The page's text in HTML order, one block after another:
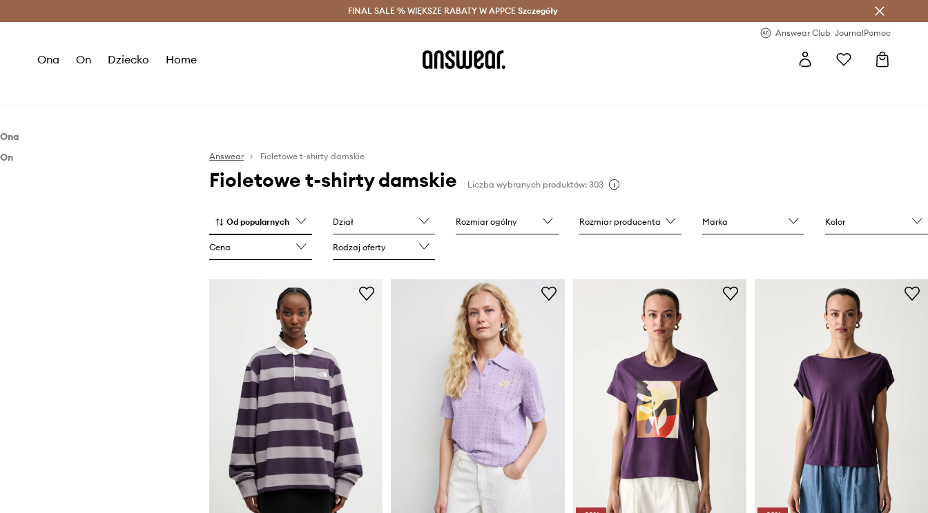
Oszczędzaj z Answear Club > Dostawa nawet w 24h >
FINAL SALE % WIĘKSZE RABATY W APPCE Szczegóły
Answear Club JournalPomoc
Ona On Dziecko Home
Ona
On
Answear Fioletowe t-shirty damskie
Fioletowe t-shirty damskie Liczba wybranych produktów: 303
Od popularnych Dział Rozmiar ogólny Rozmiar producenta Marka Kolor
Cena Rodzaj oferty